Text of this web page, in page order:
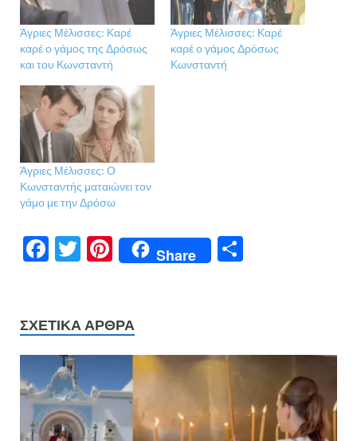
Άγριες Μέλισσες: Καρέ
καρέ ο γάμος της Δρόσως
και του Κωνσταντή
Άγριες Μέλισσες: Καρέ
καρέ ο γάμος Δρόσως
Κωνσταντή
Άγριες Μέλισσες: Ο
Κωνσταντής ματαιώνει τον
γάμο με την Δρόσω
F
b
o
o
k
T
er
Pi
nt
es
t
Share
σ
ίτ
ε
ΣΧΕΤΙΚΆ ΆΡΘΡΑ